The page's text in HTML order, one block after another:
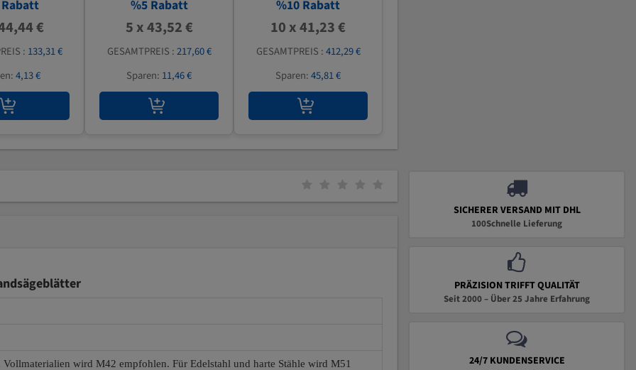
€
: 133,31 €
4,13 €
%5Rabatt
5 x 43,52 €
GESAMTPREIS :217,60 €
Sparen: 11,46 €
%10 Rabatt
10 x 41,23 €
GESAMTPREIS :412,29 €
Sparen:45,81 €
wird M42 empfohlen. Für Edelstahl und harte Stähle wird M51
SICHERER VERSAND MIT DHL
100Schnelle Lieferung
PRÄZISION TRIFFT QUALITÄT
Seit 2000 – Über 25 Jahre Erfahrung
24/7 KUNDENSERVICE